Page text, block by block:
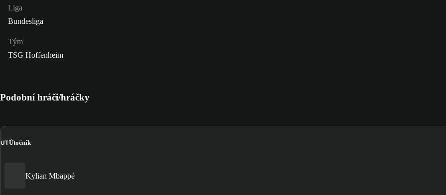
Liga
Bundesliga
Tým
TSG Hoffenheim
Podobní hráči/hráčky
ÚTÚtočník
Kylian Mbappé